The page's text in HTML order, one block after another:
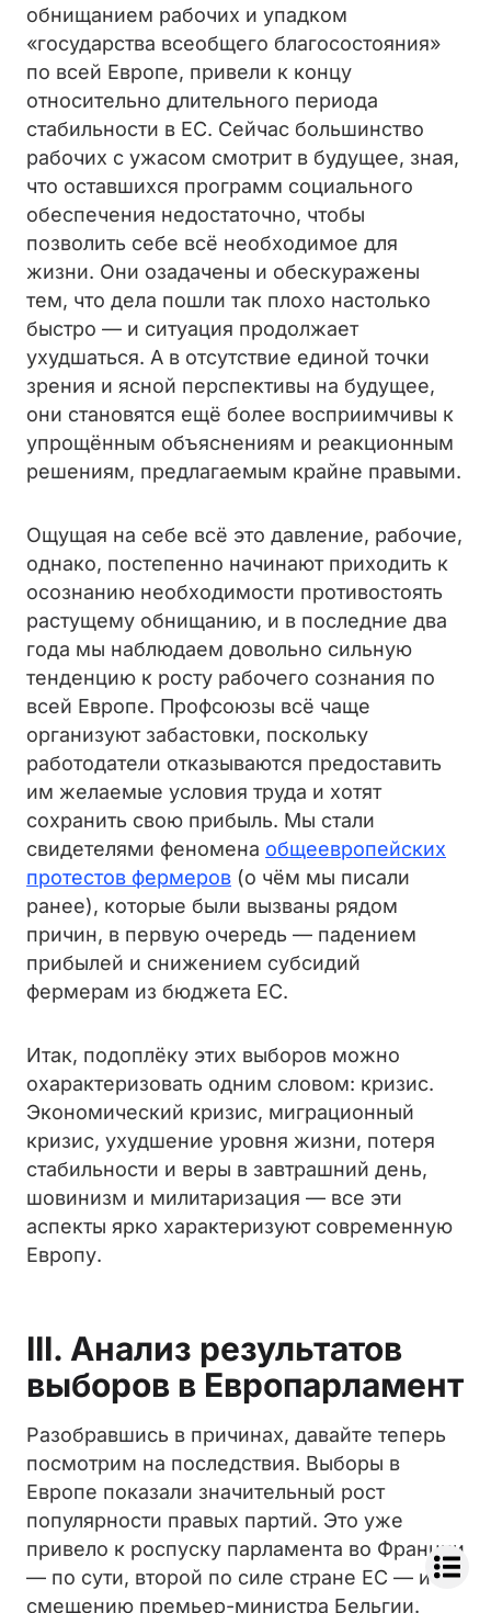
обнищанием рабочих и упадком
«государства всеобщего благосостояния»
по всей Европе, привели к концу
относительно длительного периода
стабильности в ЕС. Сейчас большинство
рабочих с ужасом смотрит в будущее, зная,
что оставшихся программ социального
обеспечения недостаточно, чтобы
позволить себе всё необходимое для
жизни. Они озадачены и обескуражены
тем, что дела пошли так плохо настолько
быстро — и ситуация продолжает
ухудшаться. А в отсутствие единой точки
зрения и ясной перспективы на будущее,
они становятся ещё более восприимчивы к
упрощённым объяснениям и реакционным
решениям, предлагаемым крайне правыми.
Ощущая на себе всё это давление, рабочие,
однако, постепенно начинают приходить к
осознанию необходимости противостоять
растущему обнищанию, и в последние два
года мы наблюдаем довольно сильную
тенденцию к росту рабочего сознания по
всей Европе. Профсоюзы всё чаще
организуют забастовки, поскольку
работодатели отказываются предоставить
им желаемые условия труда и хотят
сохранить свою прибыль. Мы стали
свидетелями феномена общеевропейских
протестов фермеров (о чём мы писали
ранее), которые были вызваны рядом
причин, в первую очередь — падением
прибылей и снижением субсидий
фермерам из бюджета ЕС.
Итак, подоплёку этих выборов можно
охарактеризовать одним словом: кризис.
Экономический кризис, миграционный
кризис, ухудшение уровня жизни, потеря
стабильности и веры в завтрашний день,
шовинизм и милитаризация — все эти
аспекты ярко характеризуют современную
Европу.
III. Анализ результатов
выборов в Европарламент
Разобравшись в причинах, давайте теперь
посмотрим на последствия. Выборы в
Европе показали значительный рост
популярности правых партий. Это уже
привело к роспуску парламента во Франции
— по сути, второй по силе стране ЕС — и
смещению премьер-министра Бельгии.